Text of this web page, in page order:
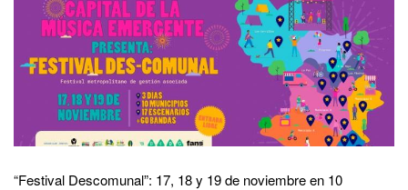
“Festival Descomunal”: 17, 18 y 19 de noviembre en 10